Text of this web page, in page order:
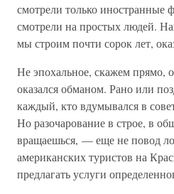
смотрели только иностранные
смотрели на простых людей.
мы строим почти сорок лет,
Не эпохальное, скажем прямо,
оказался обманом. Рано или
каждый, кто вдумывался в
Но разочарование в строе, в
вращаешься, — еще не повод
американских туристов на
предлагать услуги